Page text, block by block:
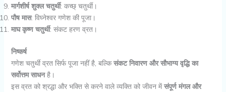
मार्गशीर्ष शुक्ल चतुर्थी: कच्छ् चतुर्थी।
पौष मास: विघ्नेश्वर गणेश की पूजा।
माघ कृष्ण चतुर्थी: संकट हरण व्रत।
निष्कर्ष
गणेश चतुर्थी व्रत सिर्फ पूजा नहीं है, बल्किसंकट निवारण और सौभाग्य वृद्धि का
सर्वोत्तम साधनहै।
इस व्रत को श्रद्धा और भक्ति से करने वाले व्यक्ति को जीवन मेंसंपूर्ण मंगल और